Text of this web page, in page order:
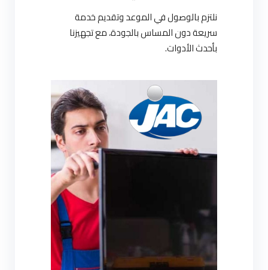
نلتزم بالوصول في الموعد وتقديم خدمة
سريعة دون المساس بالجودة، مع تجهيزنا
بأحدث الأدوات.